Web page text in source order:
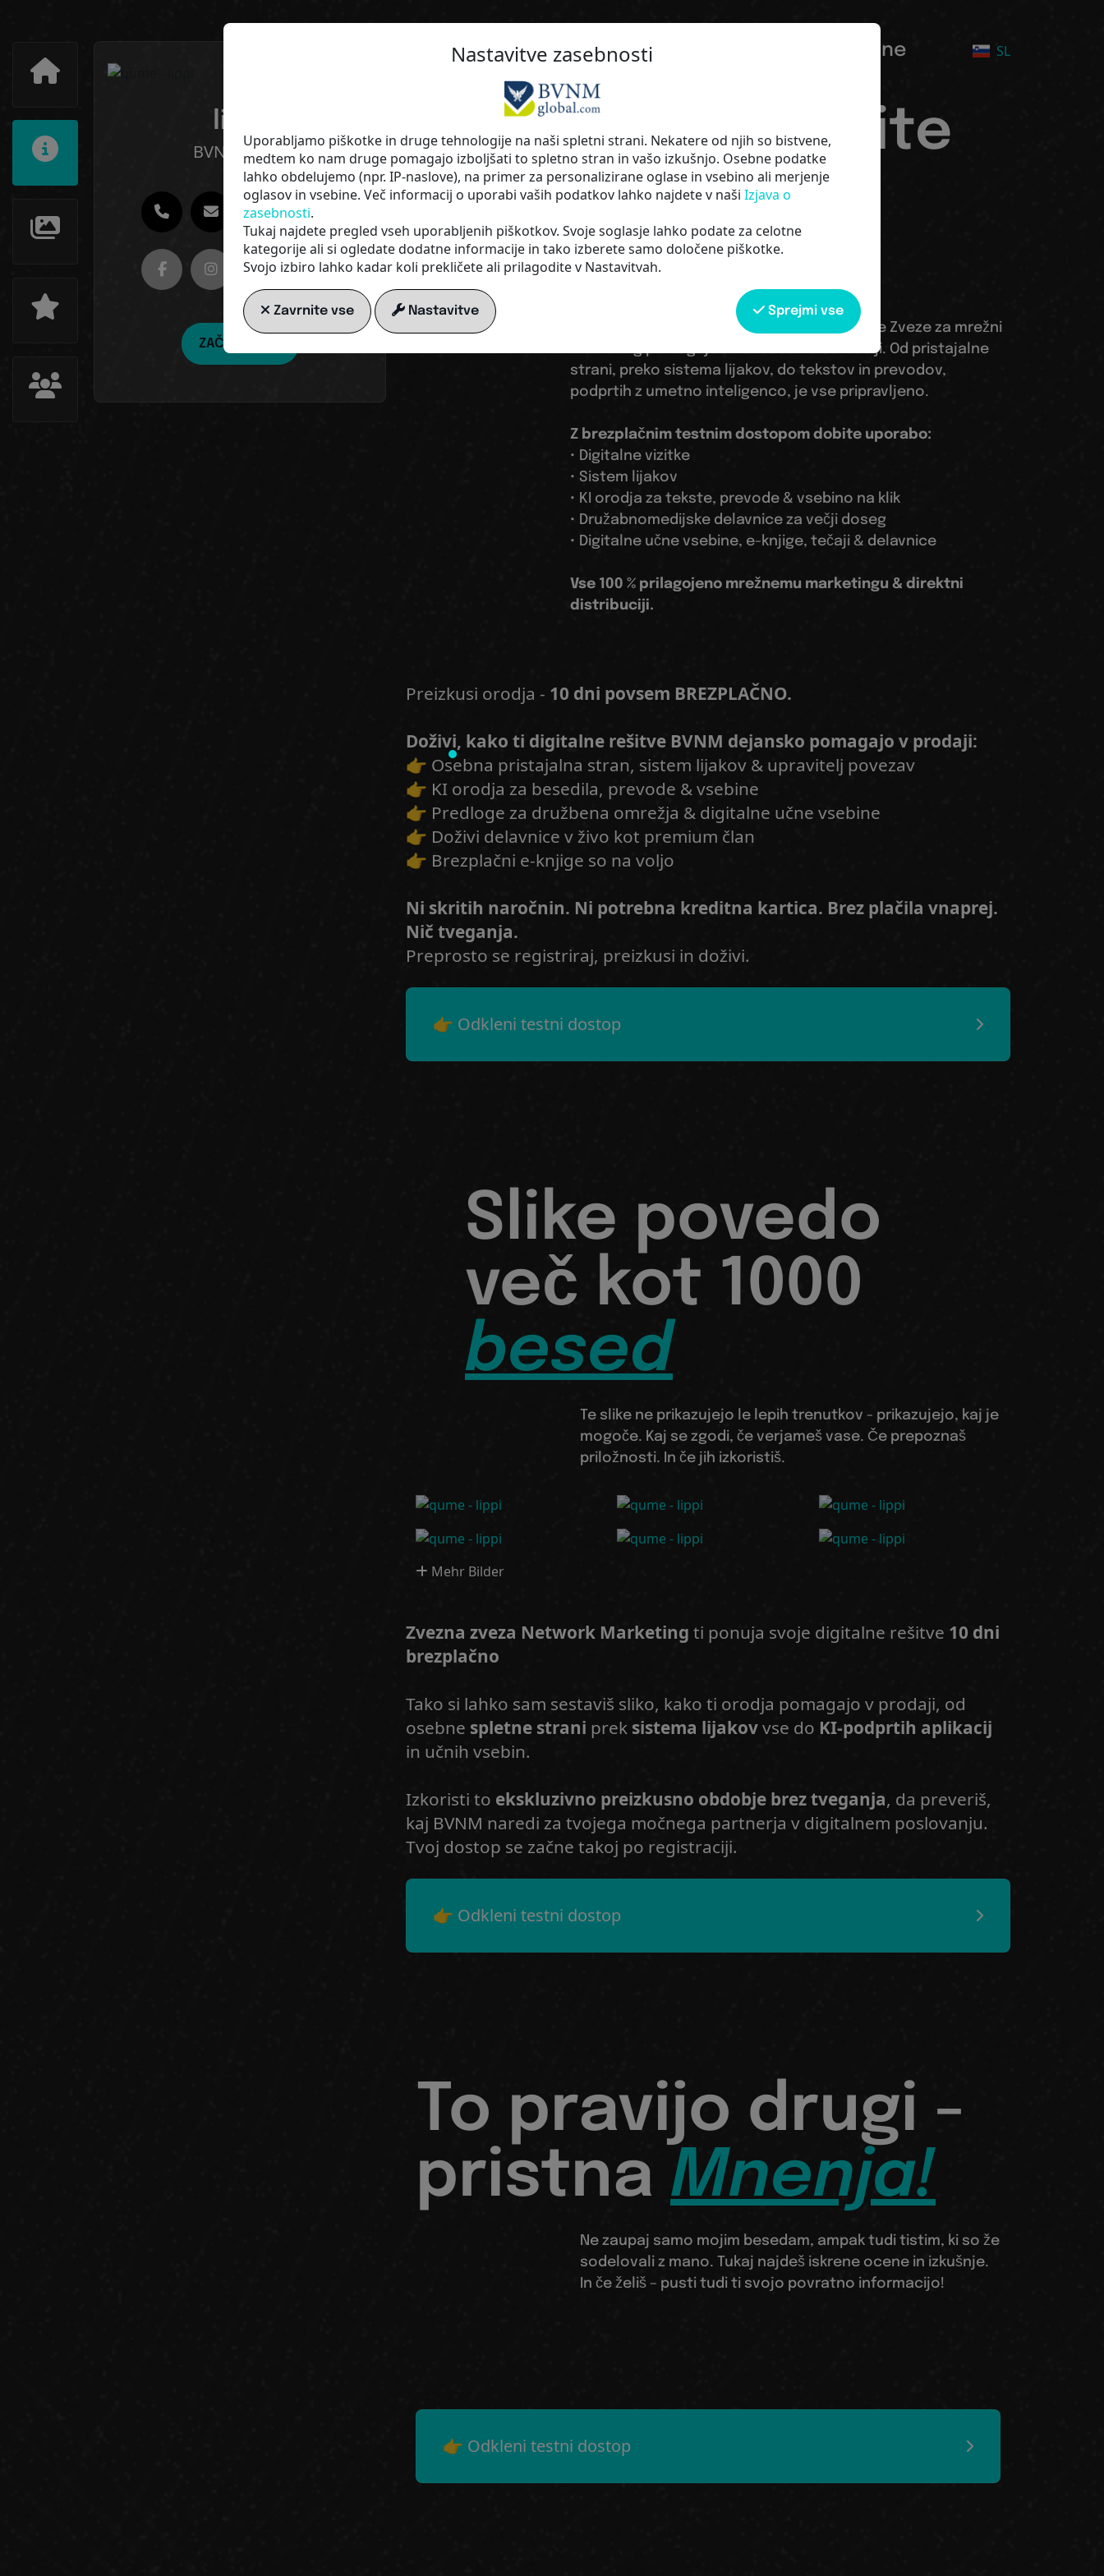
lippi
BVNMglobal
ZAČNI ZDAJ
Doseg na avtopilotu - Tvoja pametna pot do digitalne
SL
10 dni preizkusite
vsa orodja -
BREZPLAČNO
Doživite, kako vam digitalna orodja in rešitve Zveze za mrežni
marketing pomagajo v vaši lastni distribuciji. Od pristajalne
strani, preko sistema lijakov, do tekstov in prevodov,
podprtih z umetno inteligenco, je vse pripravljeno.
Z brezplačnim testnim dostopom dobite uporabo:
• Digitalne vizitke
• Sistem lijakov
• KI orodja za tekste, prevode & vsebino na klik
• Družabnomedijske delavnice za večji doseg
• Digitalne učne vsebine, e-knjige, tečaji & delavnice
Vse 100 % prilagojeno mrežnemu marketingu & direktni
distribuciji.
Preizkusi orodja - 10 dni povsem BREZPLAČNO.
Doživi, kako ti digitalne rešitve BVNM dejansko pomagajo v prodaji:
👉 Osebna pristajalna stran, sistem lijakov & upravitelj povezav
👉 KI orodja za besedila, prevode & vsebine
👉 Predloge za družbena omrežja & digitalne učne vsebine
👉 Doživi delavnice v živo kot premium član
👉 Brezplačni e-knjige so na voljo
Ni skritih naročnin. Ni potrebna kreditna kartica. Brez plačila vnaprej.
Nič tveganja.
Preprosto se registriraj, preizkusi in doživi.
👉 Odkleni testni dostop
Slike povedo
več kot 1000
besed
Te slike ne prikazujejo le lepih trenutkov - prikazujejo, kaj je
mogoče. Kaj se zgodi, če verjameš vase. Če prepoznaš
priložnosti. In če jih izkoristiš.
Mehr Bilder
Zvezna zveza Network Marketing ti ponuja svoje digitalne rešitve 10 dni
brezplačno
Tako si lahko sam sestaviš sliko, kako ti orodja pomagajo v prodaji, od
osebne spletne strani prek sistema lijakovvse do KI-podprtih aplikacij
in učnih vsebin.
Izkoristi to ekskluzivno preizkusno obdobje brez tveganja, da preveriš,
kaj BVNM naredi za tvojega močnega partnerja v digitalnem poslovanju.
Tvoj dostop se začne takoj po registraciji.
👉 Odkleni testni dostop
To pravijo drugi -
pristna Mnenja!
Ne zaupaj samo mojim besedam, ampak tudi tistim, ki so že
sodelovali z mano. Tukaj najdeš iskrene ocene in izkušnje.
In če želiš – pusti tudi ti svojo povratno informacijo!
👉 Odkleni testni dostop
Nastavitve zasebnosti
Uporabljamo piškotke in druge tehnologije na naši spletni strani. Nekatere od njih so bistvene,
medtem ko nam druge pomagajo izboljšati to spletno stran in vašo izkušnjo. Osebne podatke
lahko obdelujemo (npr. IP-naslove), na primer za personalizirane oglase in vsebino ali merjenje
oglasov in vsebine. Več informacij o uporabi vaših podatkov lahko najdete v naši Izjava o
zasebnosti.
Tukaj najdete pregled vseh uporabljenih piškotkov. Svoje soglasje lahko podate za celotne
kategorije ali si ogledate dodatne informacije in tako izberete samo določene piškotke.
Svojo izbiro lahko kadar koli prekličete ali prilagodite v Nastavitvah.
Zavrnite vse Nastavitve Sprejmi vse